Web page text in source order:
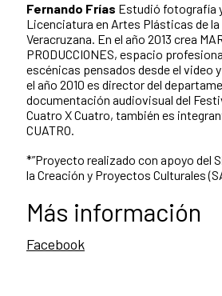
Fernando Frías Estudió fotografía
Licenciatura en Artes Plásticas de
Veracruzana. En el año 2013 crea
PRODUCCIONES, espacio
escénicas pensados desde el video
el año 2010 es director del
documentación audiovisual del
Cuatro X Cuatro, también es
CUATRO.
*”Proyecto realizado con apoyo del
la Creación y Proyectos Culturales
Más información
Facebook